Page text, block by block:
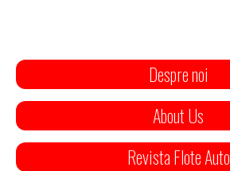
Despre noi
About Us
Revista Flote Auto